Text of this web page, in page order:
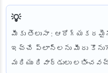
మీకు తెలుసా :
ఇచ్చే ప్లాన్‌లను మీరు
మరియు రివార్డులు